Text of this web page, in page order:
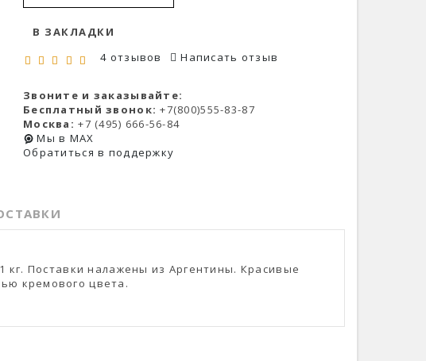
В ЗАКЛАДКИ
4 отзывов
Написать отзыв
Звоните и заказывайте:
Бесплатный звонок: +7(800)555-83-87
Москва: +7 (495) 666-56-84
Мы в MAX
Обратиться в поддержку
кг. Поставки налажены из Аргентины. Красивые
кремового цвета.